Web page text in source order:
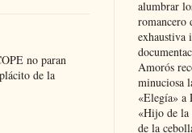
no paran
de la
alumbrar
romancero
exhaustiva
Amorós
minuciosa
«Elegía» a
«Hijo de la
de la